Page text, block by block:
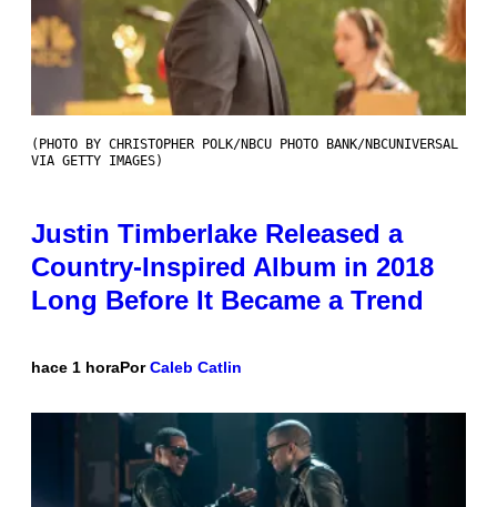
(PHOTO BY CHRISTOPHER POLK/NBCU PHOTO BANK/NBCUNIVERSAL
VIA GETTY IMAGES)
Justin Timberlake Released a
Country-Inspired Album in 2018
Long Before It Became a Trend
hace 1 horaPorCaleb Catlin